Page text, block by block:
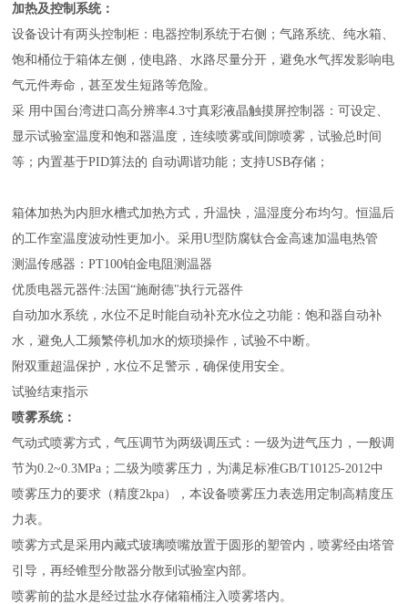
加热及控制系统：
设备设计有两头控制柜：电器控制系统于右侧；气路系统、纯水箱、
饱和桶位于箱体左侧，使电路、水路尽量分开，避免水气挥发影响电
气元件寿命，甚至发生短路等危险。
采 用中国台湾进口高分辨率4.3寸真彩液晶触摸屏控制器：可设定、
显示试验室温度和饱和器温度，连续喷雾或间隙喷雾，试验总时间
等；内置基于PID算法的 自动调谐功能；支持USB存储；
箱体加热为内胆水槽式加热方式，升温快，温湿度分布均匀。恒温后
的工作室温度波动性更加小。采用U型防腐钛合金高速加温电热管
测温传感器：PT100铂金电阻测温器
优质电器元器件:法国“施耐德"执行元器件
自动加水系统，水位不足时能自动补充水位之功能：饱和器自动补
水，避免人工频繁停机加水的烦琐操作，试验不中断。
附双重超温保护，水位不足警示，确保使用安全。
试验结束指示
喷雾系统：
气动式喷雾方式，气压调节为两级调压式：一级为进气压力，一般调
节为0.2~0.3MPa；二级为喷雾压力，为满足标准GB/T10125-2012中
喷雾压力的要求（精度2kpa），本设备喷雾压力表选用定制高精度压
力表。
喷雾方式是采用内藏式玻璃喷嘴放置于圆形的塑管内，喷雾经由塔管
引导，再经锥型分散器分散到试验室内部。
喷雾前的盐水是经过盐水存储箱桶注入喷雾塔内。